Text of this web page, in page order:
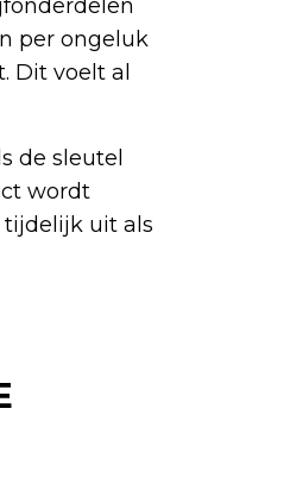
per ongeluk
Dit voelt al
de sleutel
wordt
uit als